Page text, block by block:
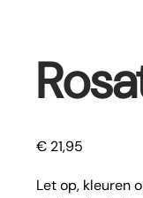
€ 21,95
Let op, kleuren